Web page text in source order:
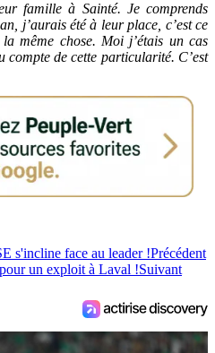
famille à Sainté. Je comprends
j’aurais été à leur place, c’est ce
même chose. Moi j’étais un cas
compte de cette particularité. C’est
s'incline face au leader !Précédent
un exploit à Laval !Suivant